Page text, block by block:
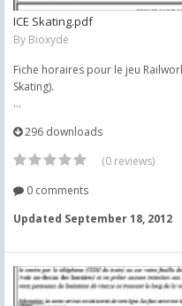
ICE Skating.pdf
By Bioxyde
Fiche horaires pour le jeu
Skating).
...
296 downloads
(0 reviews)
0 comments
Updated September 18, 2012